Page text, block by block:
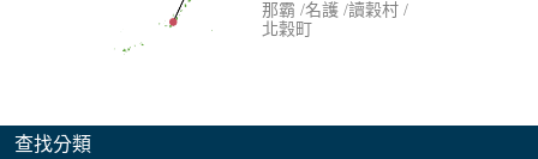
那霸 名護 讀穀村
北穀町
查找分類